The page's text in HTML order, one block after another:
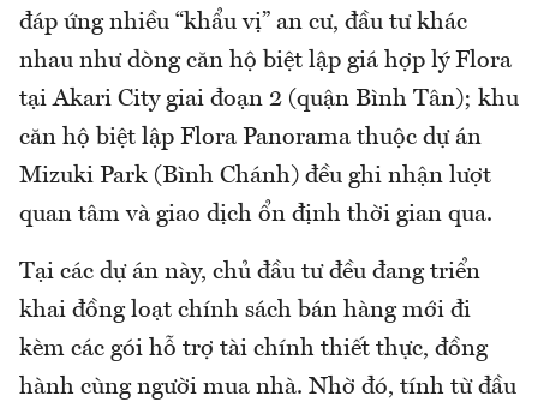
đáp ứng nhiều “khẩu vị” an cư, đầu tư khác
nhau như dòng căn hộ biệt lập giá hợp lý Flora
tại Akari City giai đoạn 2 (quận Bình Tân); khu
căn hộ biệt lập Flora Panorama thuộc dự án
Mizuki Park (Bình Chánh) đều ghi nhận lượt
quan tâm và giao dịch ổn định thời gian qua.
Tại các dự án này, chủ đầu tư đều đang triển
khai đồng loạt chính sách bán hàng mới đi
kèm các gói hỗ trợ tài chính thiết thực, đồng
hành cùng người mua nhà. Nhờ đó, tính từ đầu